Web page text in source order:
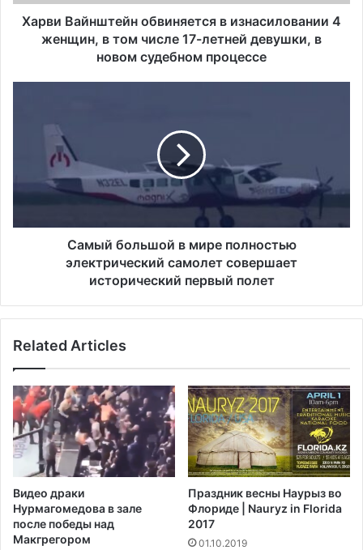
числе
процессе
Харви Вайнштейн обвиняется в изнасиловании 4
женщин, в том числе 17-летней девушки, в
новом судебном процессе
полностью
самолет
исторический
Самый большой в мире полностью
электрический самолет совершает
исторический первый полет
Related Articles
Видео драки
Нурмагомедова в зале
после победы над
Макгрегором‍
Праздник весны Наурыз во
Флориде | Nauryz in Florida
2017
01.10.2019